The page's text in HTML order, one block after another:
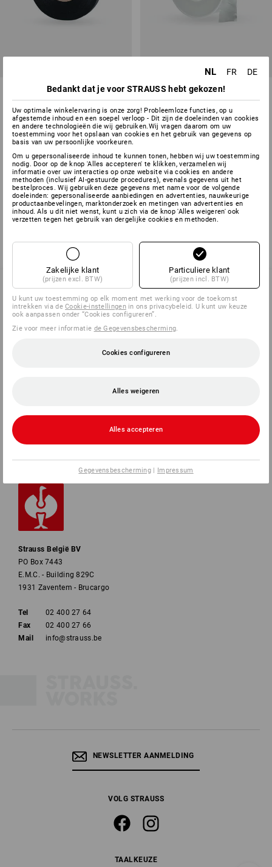
Afdichttape PIB
variant
v.a. € 4,46
Basisprijs: € 0,45/meter
Schroefdraad-afdichttape
1 variant
v.a. € 1,32
(incl. BTW) v.a. 10 stuks
U hebt al 4 van 4 items bekeken.
SERVICE 02 400 27 64
Strauss België BV
PO Box 7443
E.M.C. - Building 829C
1931 Zaventem - Brucargo
Tel
02 400 27 64
Fax
02 400 27 66
Mail
info@strauss.be
NEWSLETTER AANMELDING
VOLG STRAUSS
TAALKEUZE
NL FR
DE
Bedankt dat je voor STRAUSS hebt gekozen!
Uw optimale winkelervaring is onze zorg! Probleemloze functies, op u
afgestemde inhoud en een soepel verloop - Dit zijn de doeleinden van cookies
en andere technologieën die wij gebruiken.Wij vragen daarom om uw
toestemming voor het opslaan van cookies en het gebruik van gegevens op
basis van uw persoonlijke voorkeuren.
Om u gepersonaliseerde inhoud te kunnen tonen, hebben wij uw toestemming
nodig. Door op de knop 'Alles accepteren' te klikken, verzamelen wij
informatie over uw interacties op onze website via cookies en andere
methoden (inclusief AI-gestuurde procedures), evenals gegevens uit het
bestelproces. Wij gebruiken deze gegevens met name voor de volgende
doeleinden: gepersonaliseerde aanbiedingen en advertenties, nauwkeurige
productaanbevelingen, marktonderzoek en metingen van advertenties en
inhoud. Als u dit niet wenst, kunt u zich via de knop 'Alles weigeren' ook
verzetten tegen het gebruik van dergelijke cookies en methoden.
Zakelijke klant
(prijzen excl. BTW)
Particuliere klant
(prijzen incl. BTW)
U kunt uw toestemming op elk moment met werking voor de toekomst
intrekken via deCookie-instellingenin ons privacybeleid. U kunt uw keuze
ook aanpassen onder “Cookies configureren”.
Zie voor meer informatie de Gegevensbescherming
Cookies configureren
Alles weigeren
Alles accepteren
Gegevensbescherming | Impressum